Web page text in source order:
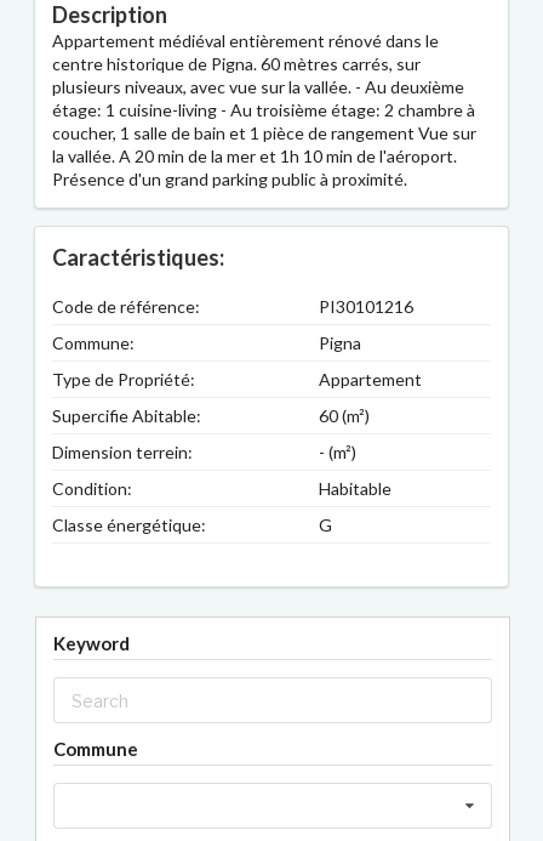
Description
Appartement médiéval entièrement rénové dans le
centre historique de Pigna. 60 mètres carrés, sur
plusieurs niveaux, avec vue sur la vallée. - Au deuxième
étage: 1 cuisine-living - Au troisième étage: 2 chambre à
coucher, 1 salle de bain et 1 pièce de rangement Vue sur
la vallée. A 20 min de la mer et 1h 10 min de l'aéroport.
Présence d'un grand parking public à proximité.
Caractéristiques:
Code de référence:
PI30101216
Commune:
Pigna
Type de Propriété:
Appartement
Supercifie Abitable:
60 (m²)
Dimension terrein:
- (m²)
Condition:
Habitable
Classe énergétique:
G
Keyword
Commune